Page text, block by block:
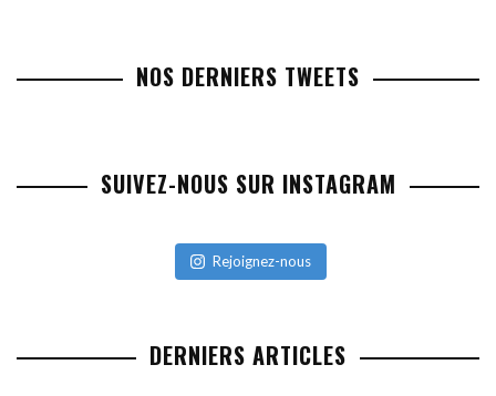
NOS DERNIERS TWEETS
SUIVEZ-NOUS SUR INSTAGRAM
Rejoignez-nous
DERNIERS ARTICLES